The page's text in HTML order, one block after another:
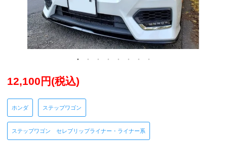
12,100円(税込)
ホンダ ステップワゴン
ステップワゴン セレブリップライナー・ライナー系